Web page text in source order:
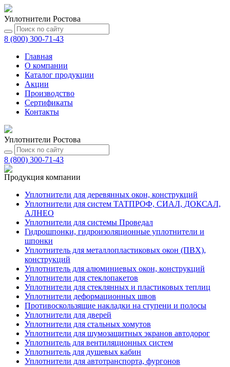
Уплотнители Ростова
8 (800) 300-71-43
Главная
О компании
Каталог продукции
Акции
Производство
Сертификаты
Контакты
Уплотнители Ростова
8 (800) 300-71-43
Продукция компании
Уплотнители для деревянных окон, конструкций
Уплотнители для систем ТАТПРОФ, СИАЛ, ДОКСАЛ,
АЛНЕО
Уплотнители для системы Проведал
Гидрошпонки, гидроизоляционные уплотнители и
шпонки
Уплотнитель для металлопластиковых окон (ПВХ),
конструкций
Уплотнитель для алюминиевых окон, конструкций
Уплотнители для стеклопакетов
Уплотнители для стеклянных и пластиковых теплиц
Уплотнители деформационных швов
Противоскользящие накладки на ступени и полосы
Уплотнители для дверей
Уплотнители для стальных хомутов
Уплотнители для шумозащитных экранов автодорог
Уплотнитель для вентиляционных систем
Уплотнитель для душевых кабин
Уплотнители для автотранспорта, фургонов